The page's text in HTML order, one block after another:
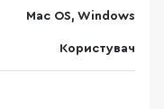
Mac OS, Windows
Користувач